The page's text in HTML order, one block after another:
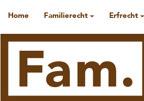
Home Familierecht Erfrecht